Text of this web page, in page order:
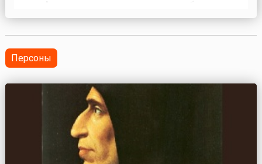
инвесторам, принимающим участие в проектах,
стала официальным кандидатом на проведение
Олимпийск...
Персоны